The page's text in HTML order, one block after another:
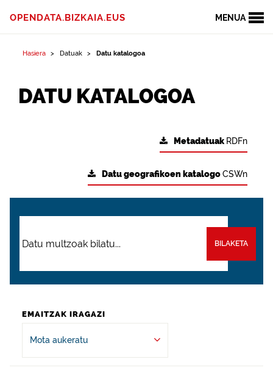
MENUA
OPENDATA.BIZKAIA.EUS
Hasiera Datuak Datu katalogoa
DATU KATALOGOA
Metadatuak RDFn
Datu geografikoen katalogoCSWn
BILAKETA
EMAITZAK IRAGAZI
Mota aukeratu